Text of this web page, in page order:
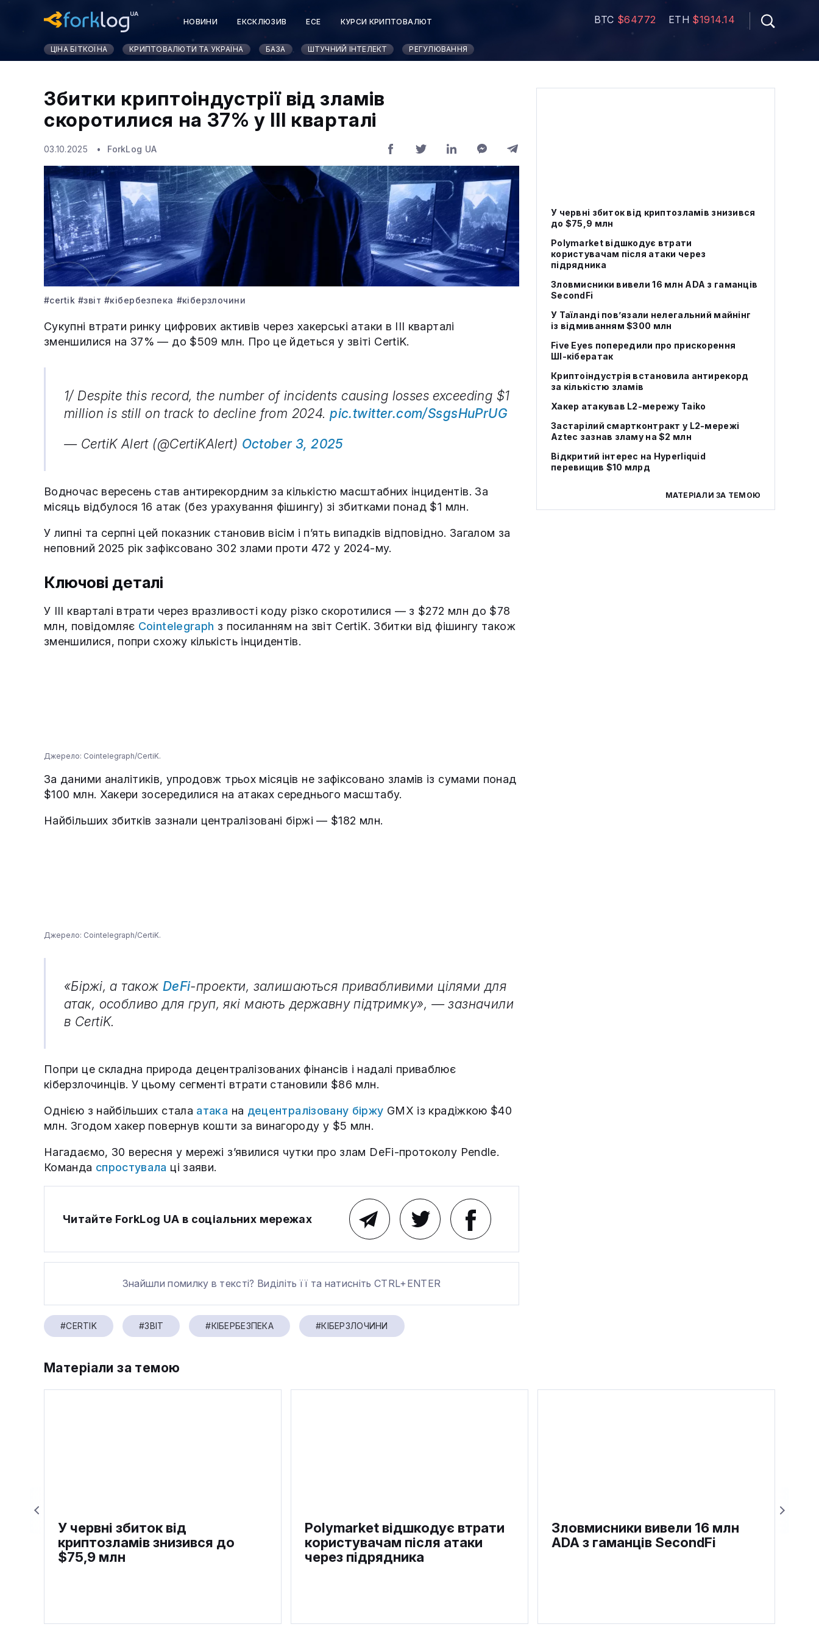
НОВИНИ ЕКСКЛЮЗИВ ЕСЕ КУРСИ КРИПТОВАЛЮТ BTC $64772 ETH $1914.14
ЦІНА БІТКОЇНА КРИПТОВАЛЮТИ ТА УКРАЇНА БАЗА ШТУЧНИЙ ІНТЕЛЕКТ РЕГУЛЮВАННЯ
У червні збиток від криптозламів знизився
до $75,9 млн
Polymarket відшкодує втрати
користувачам після атаки через
підрядника
Зловмисники вивели 16 млн ADA з гаманців
SecondFi
У Таїланді пов’язали нелегальний майнінг
із відмиванням $300 млн
Five Eyes попередили про прискорення
ШІ‑кібератак
Криптоіндустрія встановила антирекорд
за кількістю зламів
Хакер атакував L2-мережу Taiko
Застарілий смартконтракт у L2-мережі
Aztec зазнав зламу на $2 млн
Відкритий інтерес на Hyperliquid
перевищив $10 млрд
МАТЕРІАЛИ ЗА ТЕМОЮ
Збитки криптоіндустрії від зламів
скоротилися на 37% у III кварталі
03.10.2025 ForkLog UA
#certik #звіт #кібербезпека #кіберзлочини
Сукупні втрати ринку цифрових активів через хакерські атаки в III кварталі
зменшилися на 37% — до $509 млн. Про це йдеться у звіті CertiK.
1/ Despite this record, the number of incidents causing losses exceeding $1
million is still on track to decline from 2024.pic.twitter.com/SsgsHuPrUG
— CertiK Alert (@CertiKAlert) October 3, 2025
Водночас вересень став антирекордним за кількістю масштабних інцидентів. За
місяць відбулося 16 атак (без урахування фішингу) зі збитками понад $1 млн.
У липні та серпні цей показник становив вісім і п’ять випадків відповідно. Загалом за
неповний 2025 рік зафіксовано 302 злами проти 472 у 2024-му.
Ключові деталі
У III кварталі втрати через вразливості коду різко скоротилися — з $272 млн до $78
млн, повідомляє Cointelegraph з посиланням на звіт CertiK. Збитки від фішингу також
зменшилися, попри схожу кількість інцидентів.
Джерело: Cointelegraph/CertiK.
За даними аналітиків, упродовж трьох місяців не зафіксовано зламів із сумами понад
$100 млн. Хакери зосередилися на атаках середнього масштабу.
Найбільших збитків зазнали централізовані біржі — $182 млн.
Джерело: Cointelegraph/CertiK.
«Біржі, а також DeFi-проекти, залишаються привабливими цілями для
атак, особливо для груп, які мають державну підтримку», — зазначили
в CertiK.
Попри це складна природа децентралізованих фінансів і надалі приваблює
кіберзлочинців. У цьому сегменті втрати становили $86 млн.
Однією з найбільших стала атака на децентралізовану біржу GMX із крадіжкою $40
млн. Згодом хакер повернув кошти за винагороду у $5 млн.
Нагадаємо, 30 вересня у мережі з’явилися чутки про злам DeFi-протоколу Pendle.
Команда спростувала ці заяви.
Читайте ForkLog UA в соціальних мережах
Знайшли помилку в тексті? Виділіть її та натисніть CTRL+ENTER
#CERTIK #ЗВІТ #КІБЕРБЕЗПЕКА #КІБЕРЗЛОЧИНИ
Матеріали за темою
У червні збиток від
криптозламів знизився до
$75,9 млн
Polymarket відшкодує втрати
користувачам після атаки
через підрядника
Зловмисники вивели 16 млн
ADA з гаманців SecondFi